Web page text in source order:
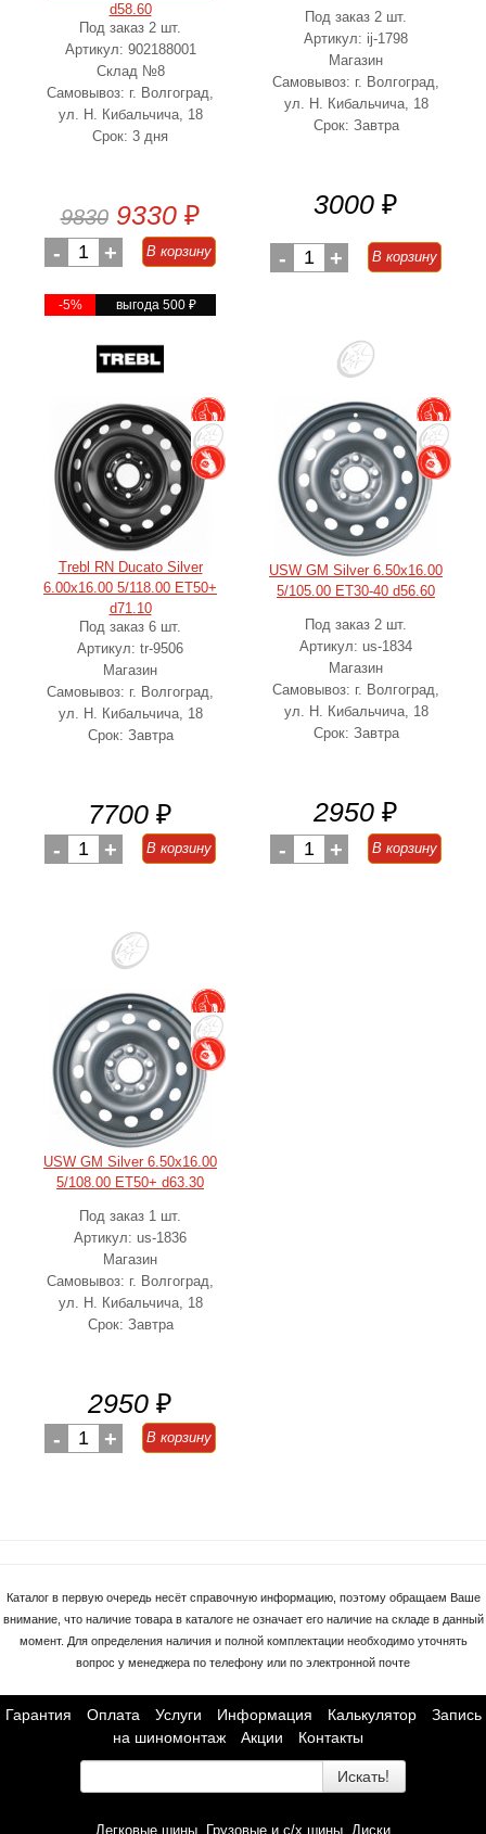
d58.60
Под заказ 2 шт.
Артикул: 902188001
Склад №8
Самовывоз: г. Волгоград,
ул. Н. Кибальчича, 18
Срок: 3 дня
9830 9330 ₽
- 1 + В корзину
-5% выгода 500 ₽
Под заказ 2 шт.
Артикул: ij-1798
Магазин
Самовывоз: г. Волгоград,
ул. Н. Кибальчича, 18
Срок: Завтра
3000 ₽
- 1 + В корзину
Trebl RN Ducato Silver
6.00x16.00 5/118.00 ET50+
d71.10
Под заказ 6 шт.
Артикул: tr-9506
Магазин
Самовывоз: г. Волгоград,
ул. Н. Кибальчича, 18
Срок: Завтра
7700 ₽
- 1 + В корзину
USW GM Silver 6.50x16.00
5/105.00 ET30-40 d56.60
Под заказ 2 шт.
Артикул: us-1834
Магазин
Самовывоз: г. Волгоград,
ул. Н. Кибальчича, 18
Срок: Завтра
2950 ₽
- 1 + В корзину
USW GM Silver 6.50x16.00
5/108.00 ET50+ d63.30
Под заказ 1 шт.
Артикул: us-1836
Магазин
Самовывоз: г. Волгоград,
ул. Н. Кибальчича, 18
Срок: Завтра
2950 ₽
- 1 + В корзину
Каталог в первую очередь несёт справочную информацию, поэтому обращаем Ваше
внимание, что наличие товара в каталоге не означает его наличие на складе в данный
момент. Для определения наличия и полной комплектации необходимо уточнять
вопрос у менеджера по телефону или по электронной почте
Гарантия Оплата Услуги Информация Калькулятор
Запись
на шиномонтаж
Акции Контакты
Искать!
Легковые шины Грузовые и с/х шины Диски